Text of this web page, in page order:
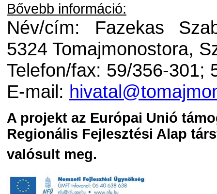
Bővebb információ:
Név/cím: Fazekas
5324 Tomajmonostora,
Telefon/fax: 59/356-301;
E-mail:
A projekt az Európai Unió
Regionális Fejlesztési Alap
valósult meg.